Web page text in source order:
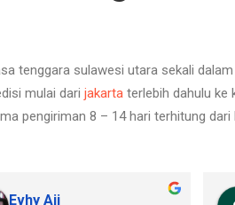
tenggara sulawesi utara sekali
mulai dari jakarta terlebih dahulu ke
pengiriman 8 – 14 hari terhitung
Evhy Aji